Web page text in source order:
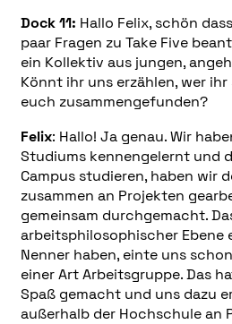
Dock 11: Hallo Felix, schön
paar Fragen zu Take Five
ein Kollektiv aus jungen,
Könnt ihr uns erzählen, wer
euch zusammengefunden?
Felix: Hallo! Ja genau. Wir
Studiums kennengelernt und
Campus studieren, haben wir
zusammen an Projekten
gemeinsam durchgemacht.
arbeitsphilosophischer Ebene
Nenner haben, einte uns
einer Art Arbeitsgruppe. Das
Spaß gemacht und uns dazu
außerhalb der Hochschule an